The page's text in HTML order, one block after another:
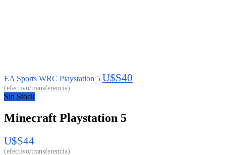
EA Sports WRC Playstation 5 U$S40
Sin Stock
Minecraft Playstation 5
U$S44